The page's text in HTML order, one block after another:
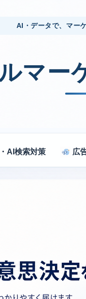
AI・データで、マー
マー
AI検索対策 広